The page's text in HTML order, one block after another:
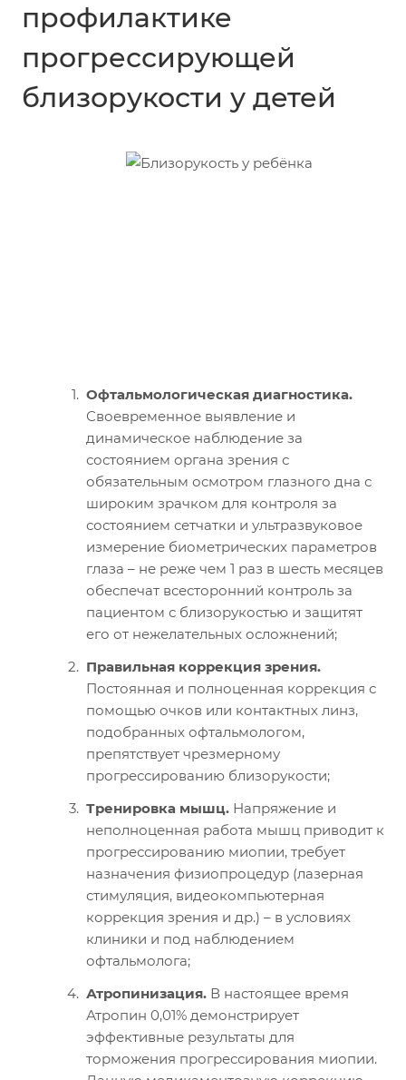
профилактике
прогрессирующей
близорукости у детей
Офтальмологическая диагностика.
Своевременное выявление и
динамическое наблюдение за
состоянием органа зрения с
обязательным осмотром глазного дна с
широким зрачком для контроля за
состоянием сетчатки и ультразвуковое
измерение биометрических параметров
глаза – не реже чем 1 раз в шесть месяцев
обеспечат всесторонний контроль за
пациентом с близорукостью и защитят
его от нежелательных осложнений;
Правильная коррекция зрения.
Постоянная и полноценная коррекция с
помощью очков или контактных линз,
подобранных офтальмологом,
препятствует чрезмерному
прогрессированию близорукости;
Тренировка мышц. Напряжение и
неполноценная работа мышц приводит к
прогрессированию миопии, требует
назначения физиопроцедур (лазерная
стимуляция, видеокомпьютерная
коррекция зрения и др.) – в условиях
клиники и под наблюдением
офтальмолога;
Атропинизация. В настоящее время
Атропин 0,01% демонстрирует
эффективные результаты для
торможения прогрессирования миопии.